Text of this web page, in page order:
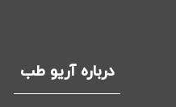
درباره آریو طب